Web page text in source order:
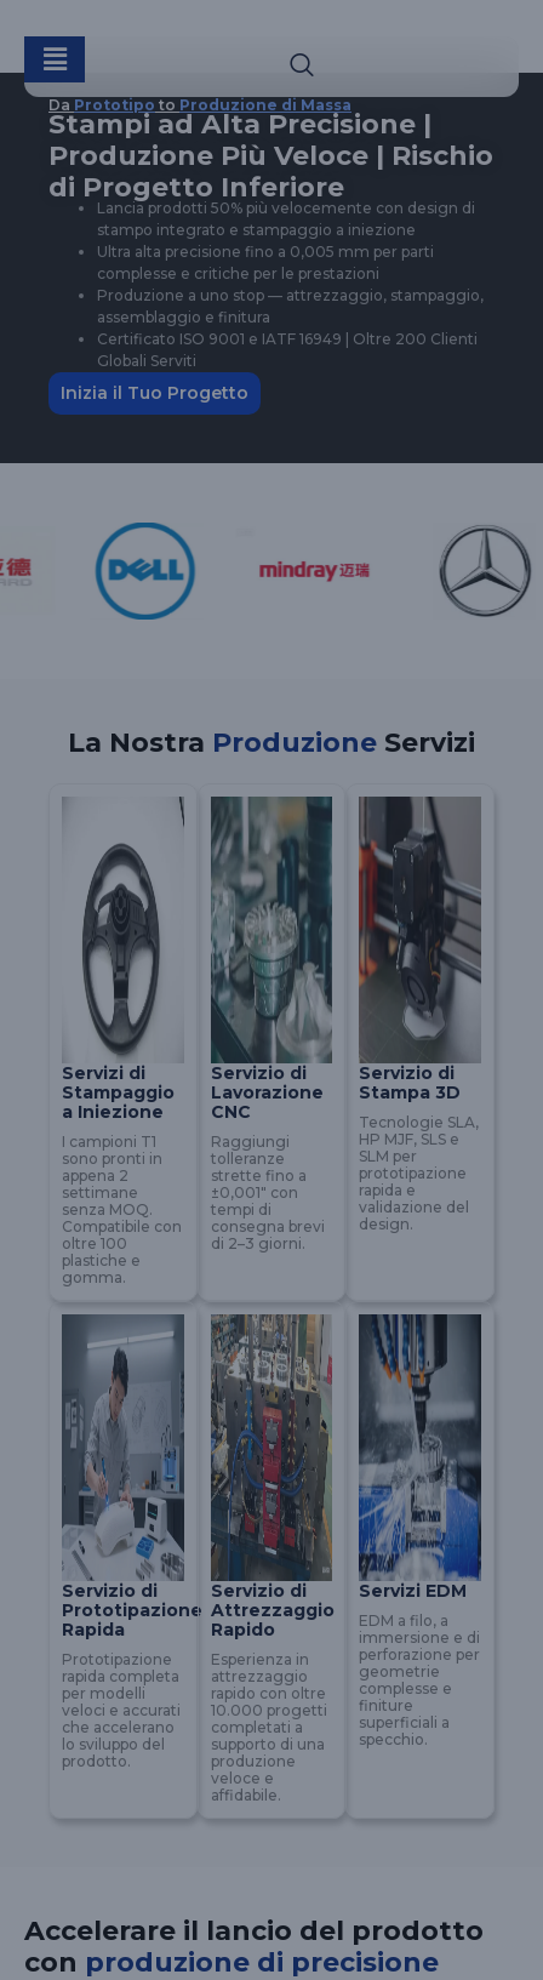
Da Prototipo to Produzione di Massa
Stampi ad Alta Precisione |
Produzione Più Veloce | Rischio
di Progetto Inferiore
Lancia prodotti 50% più velocemente con design di
stampo integrato e stampaggio a iniezione
Ultra alta precisione fino a 0,005 mm per parti
complesse e critiche per le prestazioni
Produzione a uno stop — attrezzaggio, stampaggio,
assemblaggio e finitura
Certificato ISO 9001 e IATF 16949 | Oltre 200 Clienti
Globali Serviti
Inizia il Tuo Progetto
La Nostra Produzione Servizi
Servizi di
Stampaggio
a Iniezione
I campioni T1
sono pronti in
appena 2
settimane
senza MOQ.
Compatibile con
oltre 100
plastiche e
gomma.
Servizio di
Lavorazione
CNC
Raggiungi
tolleranze
strette fino a
±0,001″ con
tempi di
consegna brevi
di 2–3 giorni.
Servizio di
Stampa 3D
Tecnologie SLA,
HP MJF, SLS e
SLM per
prototipazione
rapida e
validazione del
design.
Servizio di
Prototipazione
Rapida
Prototipazione
rapida completa
per modelli
veloci e accurati
che accelerano
lo sviluppo del
prodotto.
Servizio di
Attrezzaggio
Rapido
Esperienza in
attrezzaggio
rapido con oltre
10.000 progetti
completati a
supporto di una
produzione
veloce e
affidabile.
Servizi EDM
EDM a filo, a
immersione e di
perforazione per
geometrie
complesse e
finiture
superficiali a
specchio.
Accelerare il lancio del prodotto
con produzione di precisione